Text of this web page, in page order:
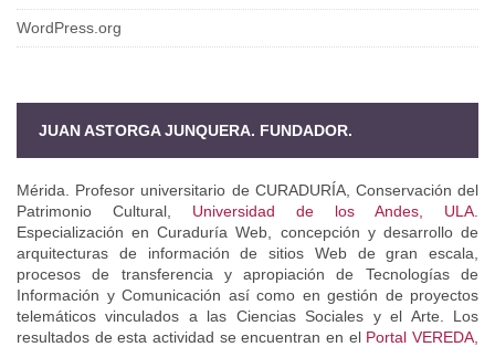
WordPress.org
JUAN ASTORGA JUNQUERA. FUNDADOR.
Mérida. Profesor universitario de CURADURÍA, Conservación del
Patrimonio Cultural, Universidad de los Andes, ULA
Especialización en Curaduría Web, concepción y desarrollo de
arquitecturas de información de sitios Web de gran escala,
procesos de transferencia y apropiación de Tecnologías de
Información y Comunicación así como en gestión de proyectos
telemáticos vinculados a las Ciencias Sociales y el Arte. Los
resultados de esta actividad se encuentran en el Portal VEREDA,